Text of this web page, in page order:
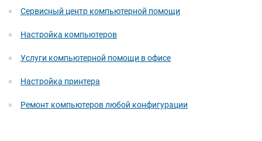
Сервисный центр компьютерной помощи
Настройка компьютеров
Услуги компьютерной помощи в офисе
Настройка принтера
Ремонт компьютеров любой конфигурации